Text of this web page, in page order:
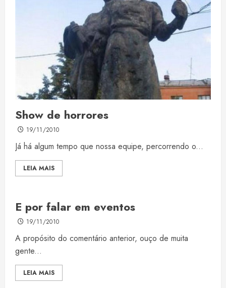
Show de horrores
19/11/2010
Já há algum tempo que nossa equipe, percorrendo o...
LEIA MAIS
E por falar em eventos
19/11/2010
A propósito do comentário anterior, ouço de muita
gente...
LEIA MAIS